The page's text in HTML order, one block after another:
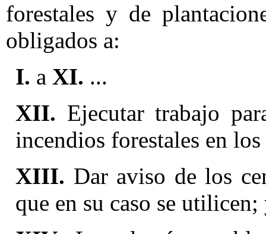
forestales y de
obligados a:
I. a XI. ...
XII. Ejecutar trabajo
incendios forestales en
XIII. Dar aviso de los
que en su caso se utilicen;